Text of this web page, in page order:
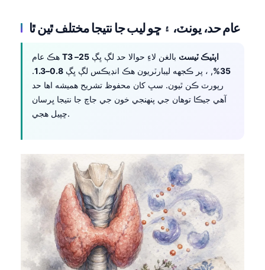
عام حد، يونٽ، ۽ ڇو ليب جا نتيجا مختلف ٿين ٿا
T3 اپٽيڪ ٽيسٽ بالغن لاءِ حوالا حد لڳ ڀڳ
25–
35%
, ، پر ڪجهه ليبارٽريون هڪ انڊيڪس لڳ ڀڳ 0.8–1.3
.
رپورٽ ڪن ٿيون. سڀ کان محفوظ تشريح هميشه اها حد
آهي جيڪا توهان جي پنهنجي خون جي جاچ جا نتيجا ڀرسان
ڇپيل هجي.